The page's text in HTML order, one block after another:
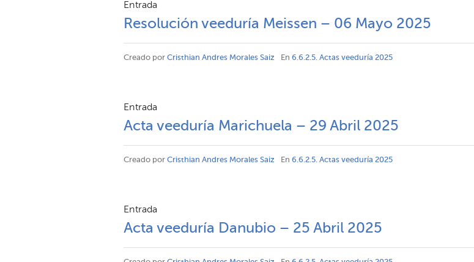
Entrada
Resolución veeduría Meissen – 06 Mayo 2025
Creado por Cristhian Andres Morales Saiz En 6.6.2.5. Actas veeduría 2025
Entrada
Acta veeduría Marichuela – 29 Abril 2025
Creado por Cristhian Andres Morales Saiz En 6.6.2.5. Actas veeduría 2025
Entrada
Acta veeduría Danubio – 25 Abril 2025